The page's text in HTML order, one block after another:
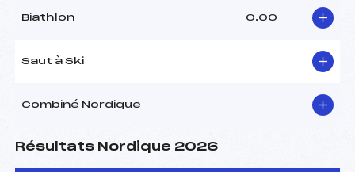
Biathlon 0.00
Saut à Ski
Combiné Nordique
Résultats Nordique 2026